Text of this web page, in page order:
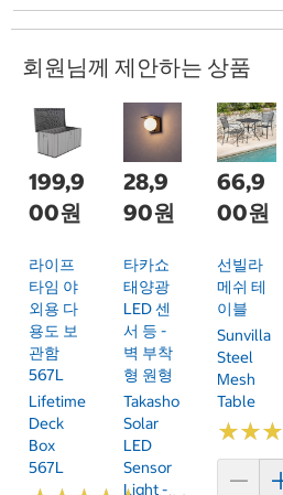
회원님께 제안하는 상품
199,9
00원
라이프
타임 야
외용 다
용도 보
관함
567L
Lifetime
Deck
Box
567L
28,9
90원
타카쇼
태양광
LED 센
서 등 -
벽 부착
형 원형
Takasho
Solar
LED
Sensor
Light -
66,9
00원
선빌라
메쉬 테
이블
Sunvilla
Steel
Mesh
Table
★★★
★★★